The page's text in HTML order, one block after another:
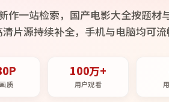
作一站检索，国产电影大全按题材
片源持续补全，手机与电脑均可流
质
100万+
用户观看